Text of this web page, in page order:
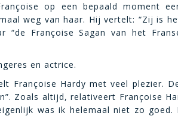
op een bepaald moment
weg van haar. Hij vertelt: “Zij is
“de Françoise Sagan van het
en actrice.
Françoise Hardy met veel plezier.
Zoals altijd, relativeert Françoise
was ik helemaal niet zo